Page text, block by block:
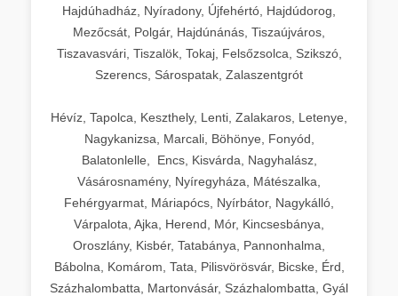
Hajdúhadház, Nyíradony, Újfehértó, Hajdúdorog,
Mezőcsát, Polgár, Hajdúnánás, Tiszaújváros,
Tiszavasvári, Tiszalök, Tokaj, Felsőzsolca, Szikszó,
Szerencs, Sárospatak, Zalaszentgrót
Hévíz, Tapolca, Keszthely, Lenti, Zalakaros, Letenye,
Nagykanizsa, Marcali, Böhönye, Fonyód,
Balatonlelle, Encs, Kisvárda, Nagyhalász,
Vásárosnamény, Nyíregyháza, Mátészalka,
Fehérgyarmat, Máriapócs, Nyírbátor, Nagykálló,
Várpalota, Ajka, Herend, Mór, Kincsesbánya,
Oroszlány, Kisbér, Tatabánya, Pannonhalma,
Bábolna, Komárom, Tata, Pilisvörösvár, Bicske, Érd,
Százhalombatta, Martonvásár, Százhalombatta, Gyál